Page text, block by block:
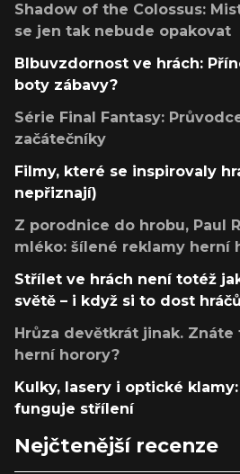
Shadow of the Colossus:
se jen tak nebude opakovat
Blbuvzdornost ve hrách:
boty zábavy?
Série Final Fantasy:
začátečníky
Filmy, které se inspirovaly
nepřiznají)
Z porodnice do hrobu, Paul
mléko: šílené reklamy herní
Střílet ve hrách není totéž
světě – i když si to dost
Hrůza devětkrát jinak.
herní horory?
Kulky, lasery i optické
funguje střílení
Nejčtenější recenze